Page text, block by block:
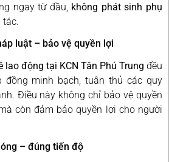
ngay từ đầu, không phát sinh phụ
tác.
luật – bảo vệ quyền lợi
lao động tại KCN Tân Phú Trung đều
đồng minh bạch, tuân thủ các quy
Điều này không chỉ bảo vệ quyền
còn đảm bảo quyền lợi cho người
– đúng tiến độ